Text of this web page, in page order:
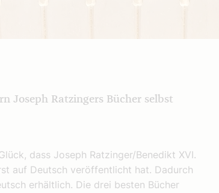
Joseph Ratzingers Bücher selbst
dass Joseph Ratzinger/Benedikt XVI.
auf Deutsch veröffentlicht hat. Dadurch
erhältlich. Die drei besten Bücher